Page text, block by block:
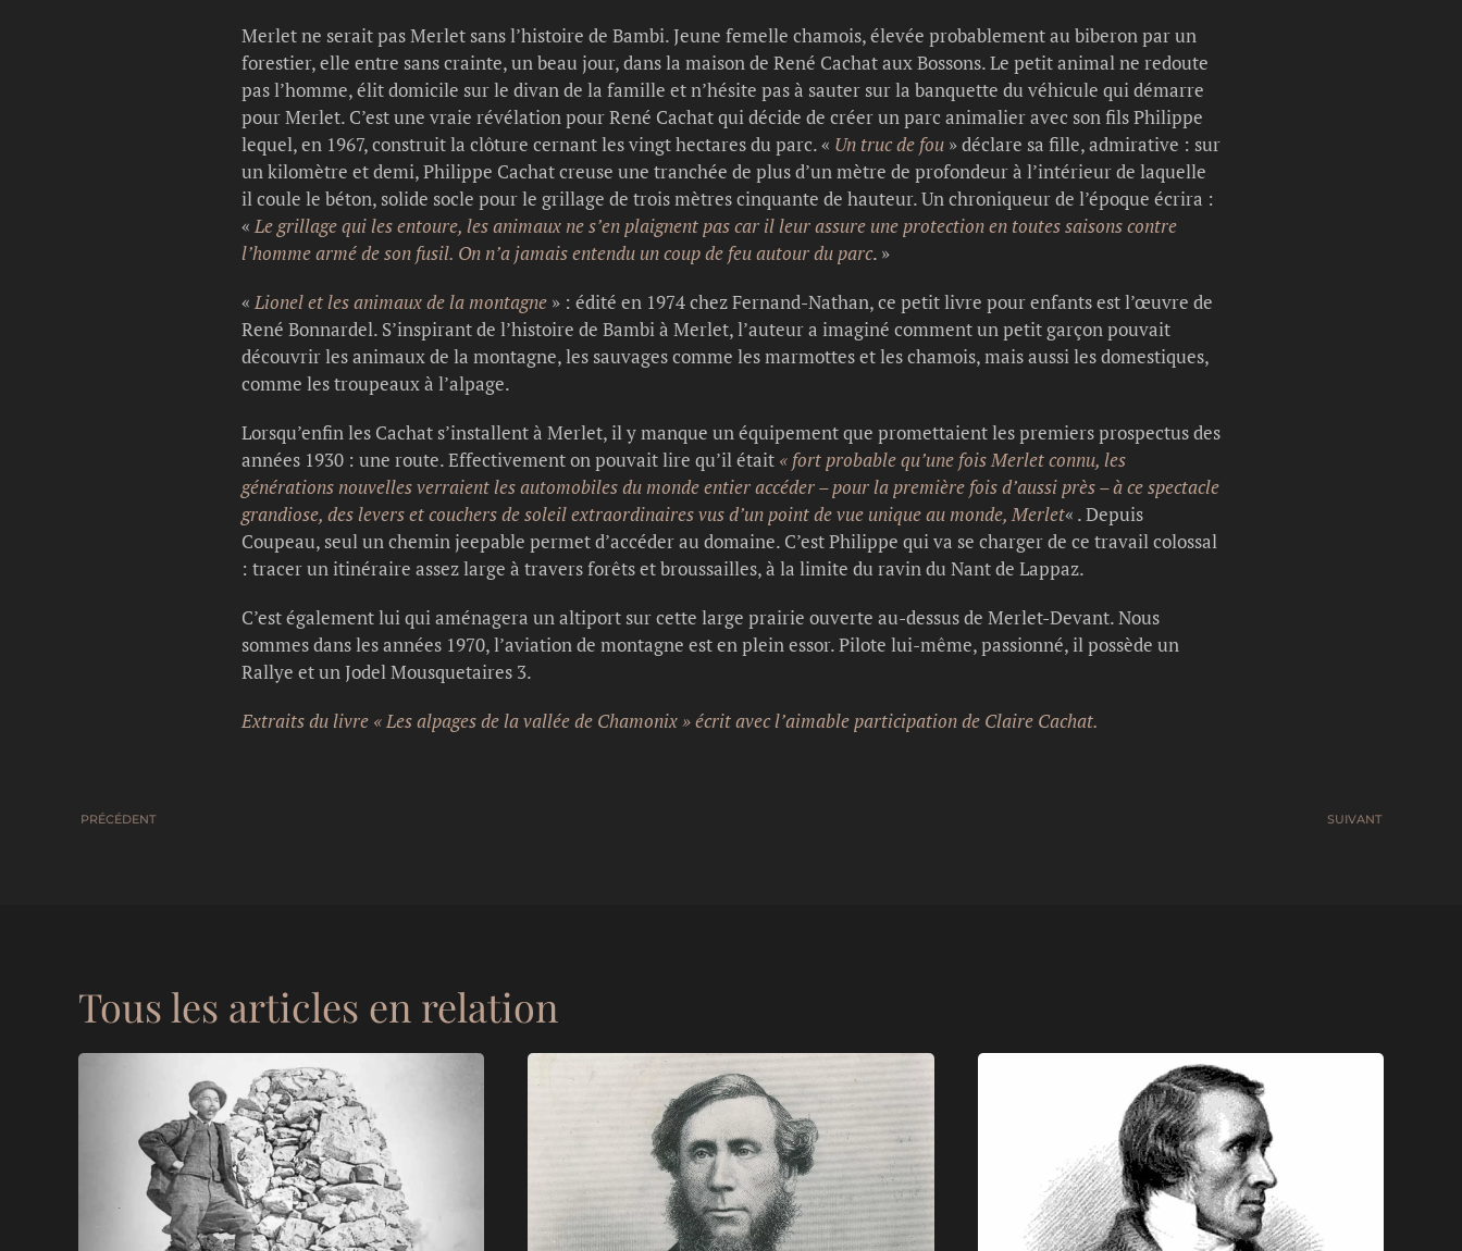
Merlet ne serait pas Merlet sans l’histoire de Bambi. Jeune femelle chamois, élevée probablement au biberon par un
forestier, elle entre sans crainte, un beau jour, dans la maison de René Cachat aux Bossons. Le petit animal ne redoute
pas l’homme, élit domicile sur le divan de la famille et n’hésite pas à sauter sur la banquette du véhicule qui démarre
pour Merlet. C’est une vraie révélation pour René Cachat qui décide de créer un parc animalier avec son fils Philippe
lequel, en 1967, construit la clôture cernant les vingt hectares du parc. « Un truc de fou » déclare sa fille, admirative : sur
un kilomètre et demi, Philippe Cachat creuse une tranchée de plus d’un mètre de profondeur à l’intérieur de laquelle
il coule le béton, solide socle pour le grillage de trois mètres cinquante de hauteur. Un chroniqueur de l’époque écrira :
« Le grillage qui les entoure, les animaux ne s’en plaignent pas car il leur assure une protection en toutes saisons contre
l’homme armé de son fusil. On n’a jamais entendu un coup de feu autour du parc. »
« Lionel et les animaux de la montagne » : édité en 1974 chez Fernand-Nathan, ce petit livre pour enfants est l’œuvre de
René Bonnardel. S’inspirant de l’histoire de Bambi à Merlet, l’auteur a imaginé comment un petit garçon pouvait
découvrir les animaux de la montagne, les sauvages comme les marmottes et les chamois, mais aussi les domestiques,
comme les troupeaux à l’alpage.
Lorsqu’enfin les Cachat s’installent à Merlet, il y manque un équipement que promettaient les premiers prospectus des
années 1930 : une route. Effectivement on pouvait lire qu’il était « fort probable qu’une fois Merlet connu, les
générations nouvelles verraient les automobiles du monde entier accéder – pour la première fois d’aussi près – à ce spectacle
grandiose, des levers et couchers de soleil extraordinaires vus d’un point de vue unique au monde, Merlet« . Depuis
Coupeau, seul un chemin jeepable permet d’accéder au domaine. C’est Philippe qui va se charger de ce travail colossal
: tracer un itinéraire assez large à travers forêts et broussailles, à la limite du ravin du Nant de Lappaz.
C’est également lui qui aménagera un altiport sur cette large prairie ouverte au-dessus de Merlet-Devant. Nous
sommes dans les années 1970, l’aviation de montagne est en plein essor. Pilote lui-même, passionné, il possède un
Rallye et un Jodel Mousquetaires 3.
Extraits du livre « Les alpages de la vallée de Chamonix » écrit avec l’aimable participation de Claire Cachat.
PRÉCÉDENT SUIVANT
Tous les articles en relation